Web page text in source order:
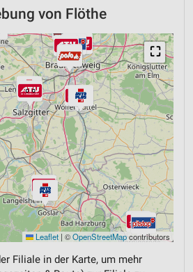
von Flöthe
⛶
Leaflet | ©OpenStreetMapcontributors
Filiale in der Karte, um mehr